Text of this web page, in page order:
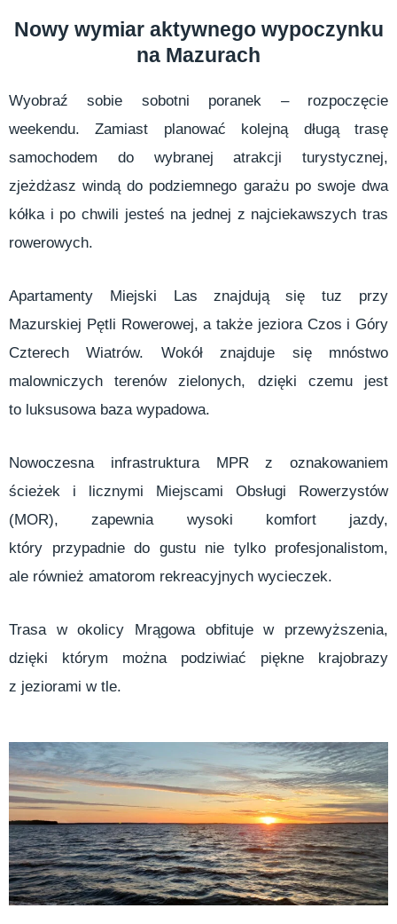
Nowy wymiar aktywnego wypoczynku
na Mazurach
Wyobraź sobie sobotni poranek – rozpoczęcie
weekendu. Zamiast planować kolejną długą trasę
samochodem do wybranej atrakcji turystycznej,
zjeżdżasz windą do podziemnego garażu po swoje dwa
kółka i po chwili jesteś na jednej z najciekawszych tras
rowerowych.
Apartamenty Miejski Las znajdują się tuz przy
Mazurskiej Pętli Rowerowej, a także jeziora Czos i Góry
Czterech Wiatrów. Wokół znajduje się mnóstwo
malowniczych terenów zielonych, dzięki czemu jest
to luksusowa baza wypadowa.
Nowoczesna infrastruktura MPR z oznakowaniem
ścieżek i licznymi Miejscami Obsługi Rowerzystów
(MOR), zapewnia wysoki komfort jazdy,
który przypadnie do gustu nie tylko profesjonalistom,
ale również amatorom rekreacyjnych wycieczek.
Trasa w okolicy Mrągowa obfituje w przewyższenia,
dzięki którym można podziwiać piękne krajobrazy
z jeziorami w tle.